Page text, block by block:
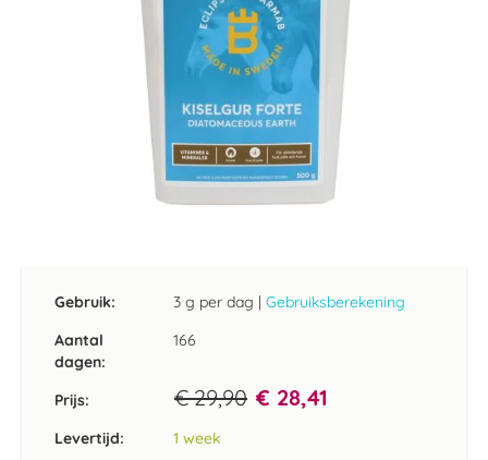
Gebruik: 3 g per dag | Gebruiksberekening
Aantal
dagen:
166
Prijs: € 29,90 € 28,41
Levertijd: 1 week
begin
afbeeldingen-
gallerij